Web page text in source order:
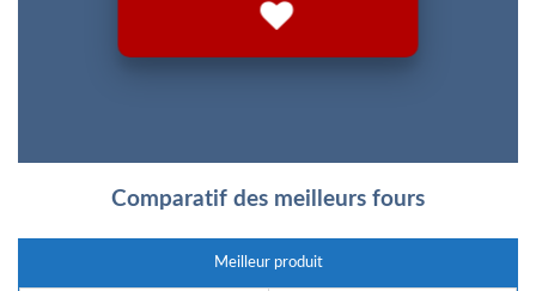
Comparatif des meilleurs fours
Meilleur produit